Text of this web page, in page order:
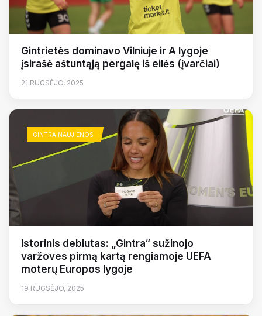
Gintrietės dominavo Vilniuje ir A lygoje
įsirašė aštuntąją pergalę iš eilės (įvarčiai)
21 RUGSĖJO, 2025
GINTRA NAUJIENOS
Istorinis debiutas: „Gintra“ sužinojo
varžoves pirmą kartą rengiamoje UEFA
moterų Europos lygoje
19 RUGSĖJO, 2025